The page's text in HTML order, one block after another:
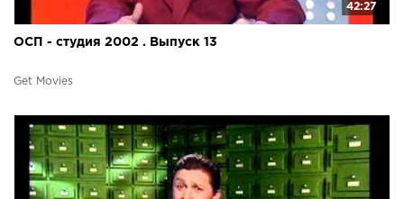
42:27
ОСП - студия 2002 . Выпуск 13
Get Movies